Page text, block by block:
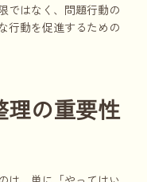
ではなく、問題行動の
行動を促進するための
理の重要性